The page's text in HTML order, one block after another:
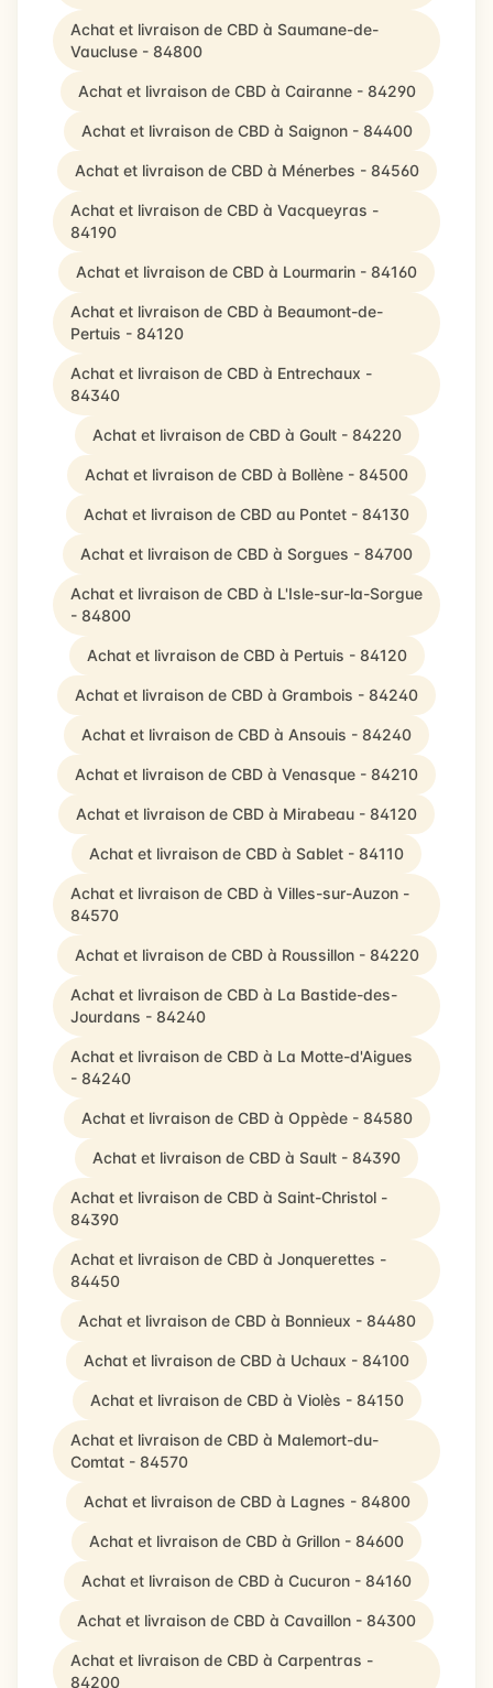
Achat et livraison de CBD à Saumane-de-
Vaucluse - 84800
Achat et livraison de CBD à Cairanne - 84290
Achat et livraison de CBD à Saignon - 84400
Achat et livraison de CBD à Ménerbes - 84560
Achat et livraison de CBD à Vacqueyras -
84190
Achat et livraison de CBD à Lourmarin - 84160
Achat et livraison de CBD à Beaumont-de-
Pertuis - 84120
Achat et livraison de CBD à Entrechaux -
84340
Achat et livraison de CBD à Goult - 84220
Achat et livraison de CBD à Bollène - 84500
Achat et livraison de CBD au Pontet - 84130
Achat et livraison de CBD à Sorgues - 84700
Achat et livraison de CBD à L'Isle-sur-la-Sorgue
- 84800
Achat et livraison de CBD à Pertuis - 84120
Achat et livraison de CBD à Grambois - 84240
Achat et livraison de CBD à Ansouis - 84240
Achat et livraison de CBD à Venasque - 84210
Achat et livraison de CBD à Mirabeau - 84120
Achat et livraison de CBD à Sablet - 84110
Achat et livraison de CBD à Villes-sur-Auzon -
84570
Achat et livraison de CBD à Roussillon - 84220
Achat et livraison de CBD à La Bastide-des-
Jourdans - 84240
Achat et livraison de CBD à La Motte-d'Aigues
- 84240
Achat et livraison de CBD à Oppède - 84580
Achat et livraison de CBD à Sault - 84390
Achat et livraison de CBD à Saint-Christol -
84390
Achat et livraison de CBD à Jonquerettes -
84450
Achat et livraison de CBD à Bonnieux - 84480
Achat et livraison de CBD à Uchaux - 84100
Achat et livraison de CBD à Violès - 84150
Achat et livraison de CBD à Malemort-du-
Comtat - 84570
Achat et livraison de CBD à Lagnes - 84800
Achat et livraison de CBD à Grillon - 84600
Achat et livraison de CBD à Cucuron - 84160
Achat et livraison de CBD à Cavaillon - 84300
Achat et livraison de CBD à Carpentras -
84200